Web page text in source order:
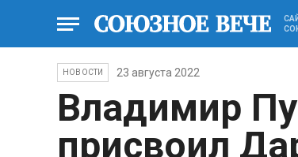
НОВОСТИ 23 августа 2022
Владимир
присвоил